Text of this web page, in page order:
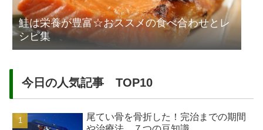
鮭は栄養が豊富☆おススメの食べ合わせとレ
シピ集
今日の人気記事 TOP10
尾てい骨を骨折した！完治までの期間